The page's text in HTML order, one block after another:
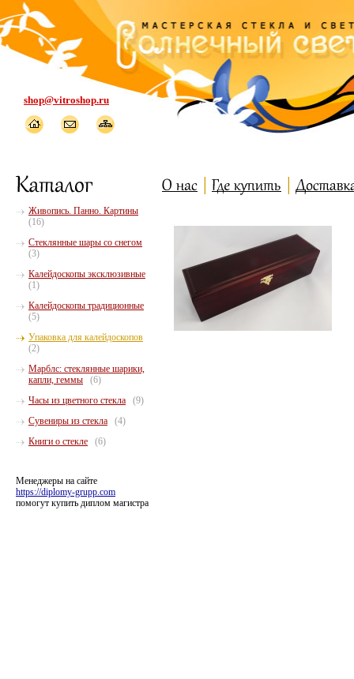
shop@vitroshop.ru
Живопись. Панно. Картины
(16)
Стеклянные шары со снегом
(3)
Калейдоскопы эксклюзивные
(1)
Калейдоскопы традиционные
(5)
Упаковка для калейдоскопов
(2)
Марблс: стеклянные шарики,
капли, геммы
(6)
Часы из цветного стекла
(9)
Сувениры из стекла
(4)
Книги о стекле
(6)
Менеджеры на сайте
https://diplomy-grupp.com
помогут купить диплом магистра